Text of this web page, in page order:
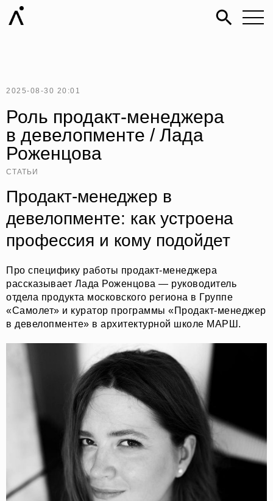
2025-08-30 20:01
Роль продакт-менеджера
в девелопменте / Лада
Роженцова
СТАТЬИ
Продакт-менеджер в
девелопменте: как устроена
профессия и кому подойдет
Про специфику работы продакт-менеджера
рассказывает Лада Роженцова — руководитель
отдела продукта московского региона в Группе
«Самолет» и куратор программы «Продакт-менеджер
в девелопменте» в архитектурной школе МАРШ.